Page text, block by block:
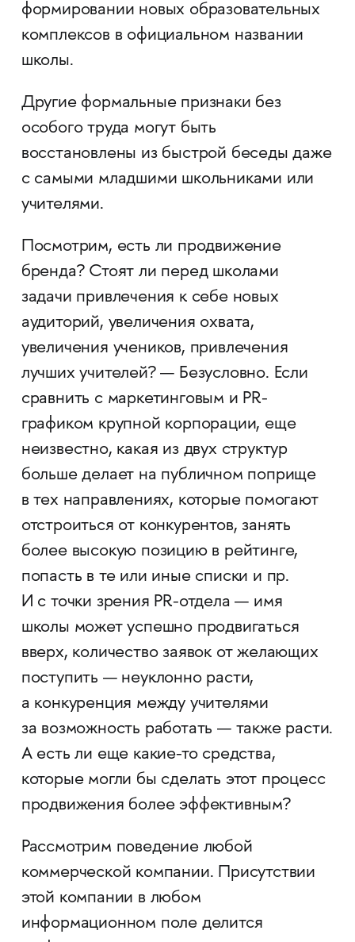
формировании новых образовательных
комплексов в официальном названии
школы.
Другие формальные признаки без
особого труда могут быть
восстановлены из быстрой беседы даже
с самыми младшими школьниками или
учителями.
Посмотрим, есть ли продвижение
бренда? Стоят ли перед школами
задачи привлечения к себе новых
аудиторий, увеличения охвата,
увеличения учеников, привлечения
лучших учителей? — Безусловно. Если
сравнить с маркетинговым и PR-
графиком крупной корпорации, еще
неизвестно, какая из двух структур
больше делает на публичном поприще
в тех направлениях, которые помогают
отстроиться от конкурентов, занять
более высокую позицию в рейтинге,
попасть в те или иные списки и пр.
И с точки зрения PR-отдела — имя
школы может успешно продвигаться
вверх, количество заявок от желающих
поступить — неуклонно расти,
а конкуренция между учителями
за возможность работать — также расти.
А есть ли еще какие-то средства,
которые могли бы сделать этот процесс
продвижения более эффективным?
Рассмотрим поведение любой
коммерческой компании. Присутствии
этой компании в любом
информационном поле делится